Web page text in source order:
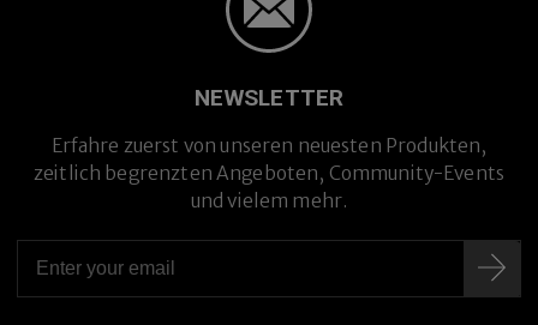
NEWSLETTER
Erfahre zuerst von unseren neuesten Produkten,
zeitlich begrenzten Angeboten, Community-Events
und vielem mehr.